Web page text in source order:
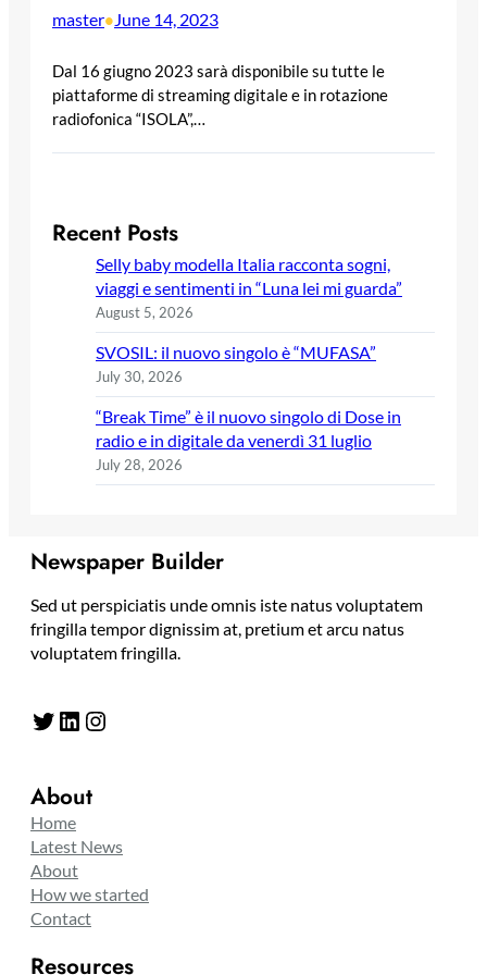
master•June 14, 2023
Dal 16 giugno 2023 sarà disponibile su tutte le
piattaforme di streaming digitale e in rotazione
radiofonica “ISOLA”,…
Recent Posts
Selly baby modella Italia racconta sogni,
viaggi e sentimenti in “Luna lei mi guarda”
August 5, 2026
SVOSIL: il nuovo singolo è “MUFASA”
July 30, 2026
“Break Time” è il nuovo singolo di Dose in
radio e in digitale da venerdì 31 luglio
July 28, 2026
Newspaper Builder
Sed ut perspiciatis unde omnis iste natus voluptatem
fringilla tempor dignissim at, pretium et arcu natus
voluptatem fringilla.
Twitter LinkedIn Instagram
About
Home
Latest News
About
How we started
Contact
Resources